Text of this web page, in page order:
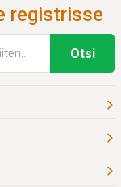
registrisse
Otsi